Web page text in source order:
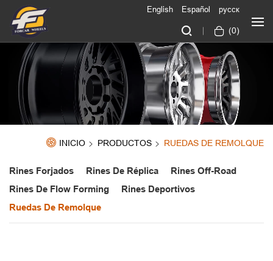
(0)
English Español русск
INICIO PRODUCTOS RUEDAS DE REMOLQUE
Rines Forjados Rines De Réplica
Rines Off-Road
Rines De Flow Forming
Rines Deportivos
Ruedas De Remolque